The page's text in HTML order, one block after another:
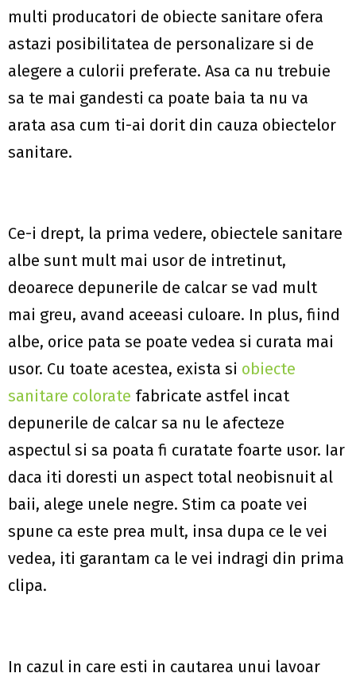
multi producatori de obiecte sanitare ofera
astazi posibilitatea de personalizare si de
alegere a culorii preferate. Asa ca nu trebuie
sa te mai gandesti ca poate baia ta nu va
arata asa cum ti-ai dorit din cauza obiectelor
sanitare.
Ce-i drept, la prima vedere, obiectele sanitare
albe sunt mult mai usor de intretinut,
deoarece depunerile de calcar se vad mult
mai greu, avand aceeasi culoare. In plus, fiind
albe, orice pata se poate vedea si curata mai
usor. Cu toate acestea, exista si obiecte
sanitare colorate fabricate astfel incat
depunerile de calcar sa nu le afecteze
aspectul si sa poata fi curatate foarte usor. Iar
daca iti doresti un aspect total neobisnuit al
baii, alege unele negre. Stim ca poate vei
spune ca este prea mult, insa dupa ce le vei
vedea, iti garantam ca le vei indragi din prima
clipa.
In cazul in care esti in cautarea unui lavoar